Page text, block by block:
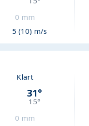
0 mm
5 (10) m/s
Klart
31°
15°
0 mm